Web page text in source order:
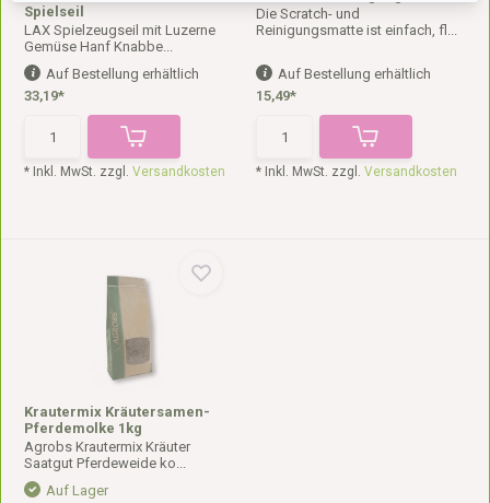
Spielseil
LAX Spielzeugseil mit Luzerne
Gemüse Hanf Knabbe...
Auf Bestellung erhältlich
33,19*
* Inkl. MwSt. zzgl.Versandkosten
Die Scratch- und
Reinigungsmatte ist einfach, fl...
Auf Bestellung erhältlich
15,49*
* Inkl. MwSt. zzgl. Versandkosten
Krautermix Kräutersamen-
Pferdemolke 1kg
Agrobs Krautermix Kräuter
Saatgut Pferdeweide ko...
Auf Lager